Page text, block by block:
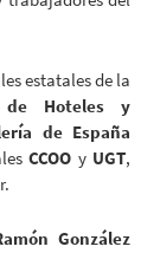
estatales de la
de Hoteles y
de España
CCOO y UGT,
González